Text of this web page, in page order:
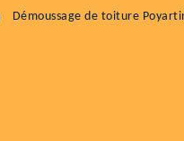
Démoussage de toiture